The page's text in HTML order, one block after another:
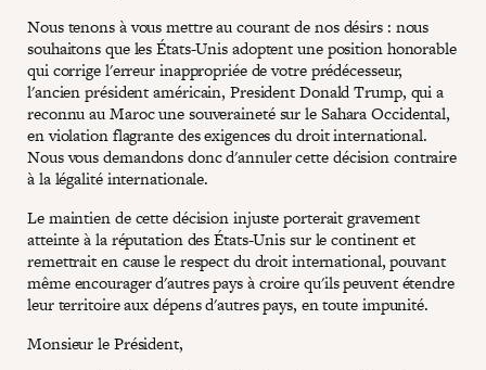
Nous tenons à vous mettre au courant de nos désirs : nous
souhaitons que les États-Unis adoptent une position honorable
qui corrige l'erreur inappropriée de votre prédécesseur,
l'ancien président américain, President Donald Trump, qui a
reconnu au Maroc une souveraineté sur le Sahara Occidental,
en violation flagrante des exigences du droit international.
Nous vous demandons donc d'annuler cette décision contraire
à la légalité internationale.
Le maintien de cette décision injuste porterait gravement
atteinte à la réputation des États-Unis sur le continent et
remettrait en cause le respect du droit international, pouvant
même encourager d'autres pays à croire qu'ils peuvent étendre
leur territoire aux dépens d'autres pays, en toute impunité.
Monsieur le Président,